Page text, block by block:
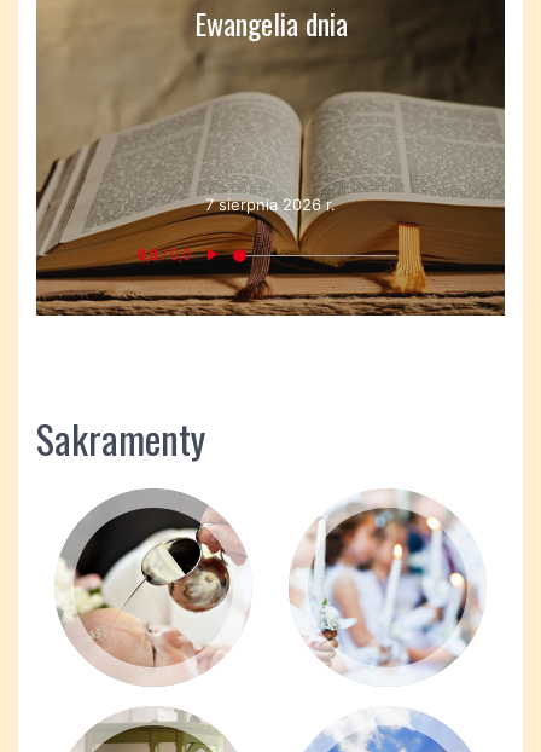
Ewangelia dnia
7 sierpnia 2026 r.
Sakramenty